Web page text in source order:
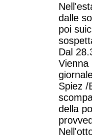
dalle
poi
Dal
Vienna
Spiez /
della